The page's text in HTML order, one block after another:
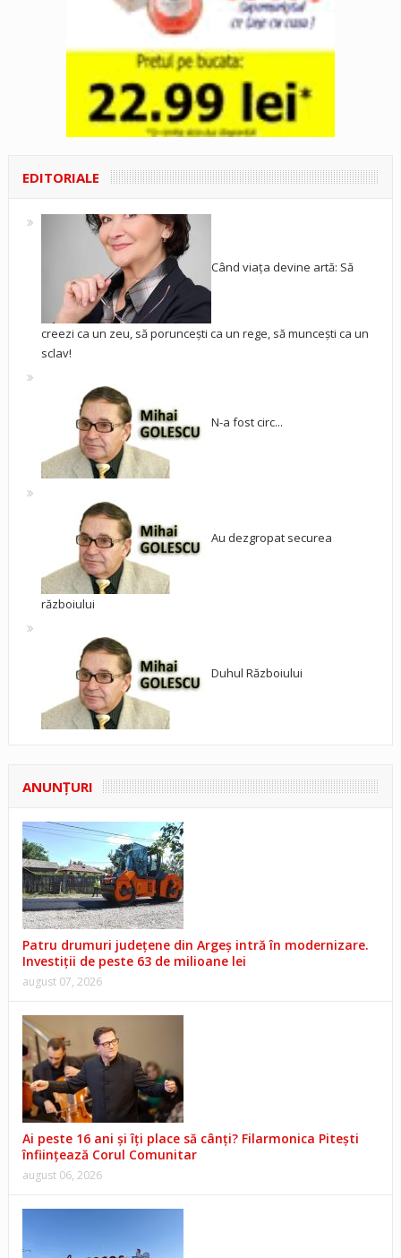
EDITORIALE
Când viața devine artă: Să
creezi ca un zeu, să poruncești ca un rege, să muncești ca un
sclav!
N-a fost circ...
Au dezgropat securea
războiului
Duhul Războiului
ANUNŢURI
Patru drumuri județene din Argeș intră în modernizare.
Investiții de peste 63 de milioane lei
august 07, 2026
Ai peste 16 ani și îți place să cânți? Filarmonica Pitești
înființează Corul Comunitar
august 06, 2026